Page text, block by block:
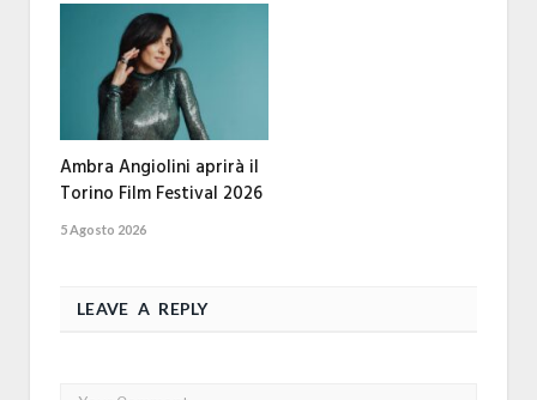
Ambra Angiolini aprirà il
Torino Film Festival 2026
5 Agosto 2026
LEAVE A REPLY